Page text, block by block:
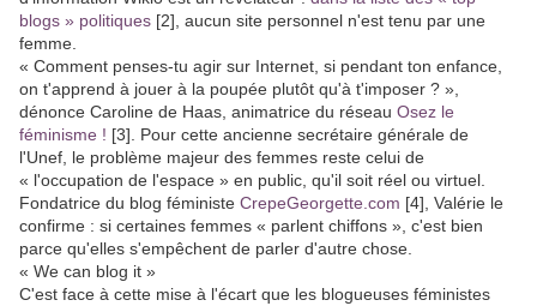
blogs » politiques [2] , aucun site personnel n'est tenu par une
femme.
« Comment penses-tu agir sur Internet, si pendant ton enfance,
on t'apprend à jouer à la poupée plutôt qu'à t'imposer ? »,
dénonce Caroline de Haas, animatrice du réseau Osez le
féminisme ! [3] . Pour cette ancienne secrétaire générale de
l'Unef, le problème majeur des femmes reste celui de
« l'occupation de l'espace » en public, qu'il soit réel ou virtuel.
Fondatrice du blog féministe CrepeGeorgette.com [4] , Valérie le
confirme : si certaines femmes « parlent chiffons », c'est bien
parce qu'elles s'empêchent de parler d'autre chose.
« We can blog it »
C'est face à cette mise à l'écart que les blogueuses féministes